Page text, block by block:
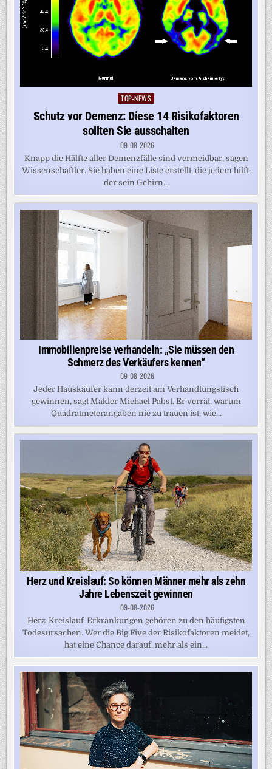
Posted
TOP-NEWS
Schutz vor Demenz: Diese 14 Risikofaktoren
sollten Sie ausschalten
09-08-2026
Knapp die Hälfte aller Demenzfälle sind vermeidbar, sagen
Wissenschaftler. Sie haben eine Liste erstellt, die jedem hilft,
der sein Gehirn...
Immobilienpreise verhandeln: „Sie müssen den
Schmerz des Verkäufers kennen“
09-08-2026
Jeder Hauskäufer kann derzeit am Verhandlungstisch
gewinnen, sagt Makler Michael Pabst. Er verrät, warum
Quadratmeterangaben nie zu trauen ist, wie...
Herz und Kreislauf: So können Männer mehr als zehn
Jahre Lebenszeit gewinnen
09-08-2026
Herz-Kreislauf-Erkrankungen gehören zu den häufigsten
Todesursachen. Wer die Big Five der Risikofaktoren meidet,
hat eine Chance darauf, mehr als ein...